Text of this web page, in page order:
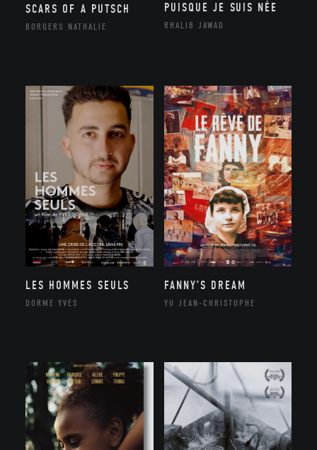
SCARS OF A PUTSCH
BORGERS NATHALIE
PUISQUE JE SUIS NÉE
RHALIB JAWAD
LES HOMMES SEULS
DORME YVES
FANNY’S DREAM
YU JEAN-CHRISTOPHE